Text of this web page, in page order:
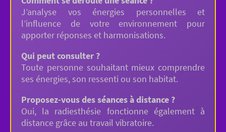
J’analyse vos énergies personnelles et
l’influence de votre environnement pour
apporter réponses et harmonisations.
Qui peut consulter ?
Toute personne souhaitant mieux comprendre
ses énergies, son ressenti ou son habitat.
Proposez-vous des séances à distance ?
Oui, la radiesthésie fonctionne également à
distance grâce au travail vibratoire.